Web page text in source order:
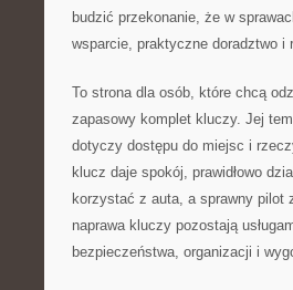
budzić przekonanie, że w
wsparcie, praktyczne doradztwo i
To strona dla osób, które chcą
zapasowy komplet kluczy. Jej
dotyczy dostępu do miejsc i
klucz daje spokój, prawidłowo
korzystać z auta, a sprawny pilot
naprawa kluczy pozostają
bezpieczeństwa, organizacji i